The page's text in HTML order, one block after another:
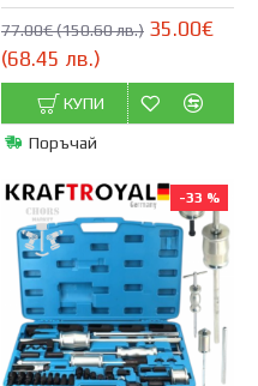
77.00€ (150.60 лв.) 35.00€
(68.45 лв.)
КУПИ
Поръчай
-33 %